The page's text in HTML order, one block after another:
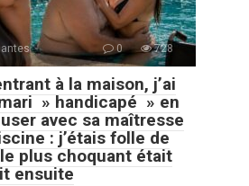
0 728
à la maison, j’ai
» handicapé » en
avec sa maîtresse
: j’étais folle de
plus choquant était
ensuite